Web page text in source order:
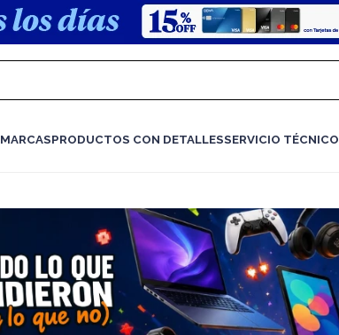
MARCASPRODUCTOS CON DETALLESSERVICIO TÉCNICO